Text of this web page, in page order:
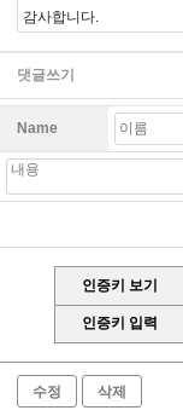
감사합니다.
댓글쓰기
Name
인증키 보기
인증키 입력
수정 삭제